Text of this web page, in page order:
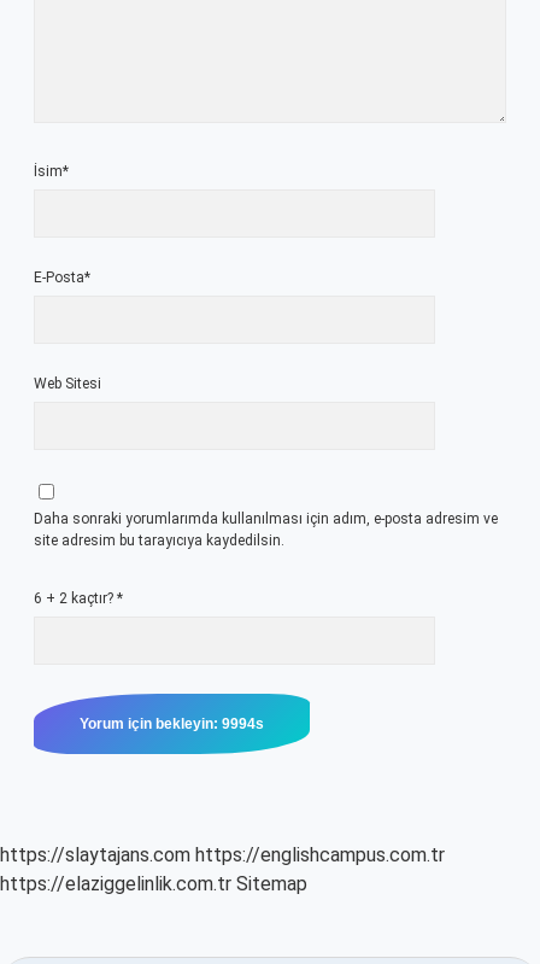
İsim*
E-Posta*
Web Sitesi
Daha sonraki yorumlarımda kullanılması için adım, e-posta adresim ve
site adresim bu tarayıcıya kaydedilsin.
6 + 2 kaçtır? *
https://slaytajans.com https://englishcampus.com.tr
https://elaziggelinlik.com.tr Sitemap